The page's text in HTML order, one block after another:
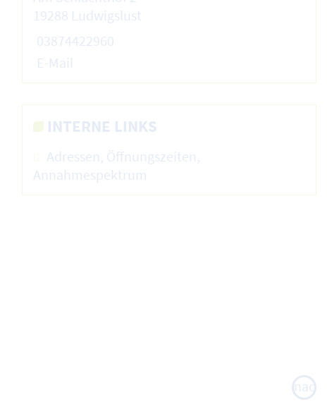
19288 Ludwigslust
03874422960
E-Mail
INTERNE LINKS
Adressen, Öffnungszeiten,
Annahmespektrum
nach
oben